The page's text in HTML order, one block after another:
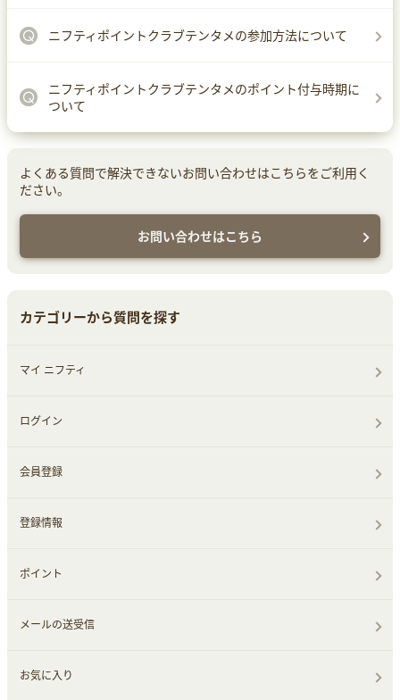
ニフティポイントクラブテンタメの参加方法について
ニフティポイントクラブテンタメのポイント付与時期に
ついて
よくある質問で解決できないお問い合わせはこちらをご利用く
ださい。
お問い合わせはこちら
カテゴリーから質問を探す
マイ ニフティ
ログイン
会員登録
登録情報
ポイント
メールの送受信
お気に入り